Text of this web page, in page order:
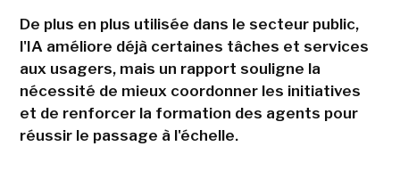
De plus en plus utilisée dans le secteur public,
l'IA améliore déjà certaines tâches et services
aux usagers, mais un rapport souligne la
nécessité de mieux coordonner les initiatives
et de renforcer la formation des agents pour
réussir le passage à l'échelle.